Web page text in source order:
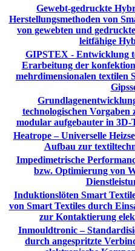
Gewebt-gedruckte
Herstellungsmethoden von
von gewebten und
leitfähige
GIPSTEX - Entwicklung
Erarbeitung der
mehrdimensionalen
technologischen
modular aufgebauter in 3D-
Heatrope – Universelle
Aufbau zur
Impedimetrische
bzw. Optimierung von
Induktionslöten Smart
von Smart Textiles durch
zur Kontaktierung
Inmouldtronic –
durch angespritzte